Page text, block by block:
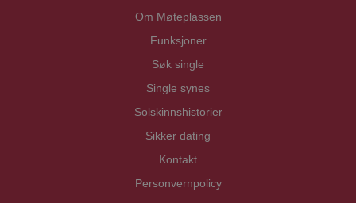
Om Møteplassen
Funksjoner
Søk single
Single synes
Solskinnshistorier
Sikker dating
Kontakt
Personvernpolicy